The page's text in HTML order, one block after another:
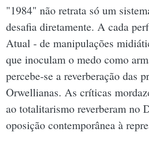
"1984" não retrata só um
desafia diretamente. A cada
Atual - de manipulações
que inoculam o medo como
percebe-se a reverberação das
Orwellianas. As críticas
ao totalitarismo reverberam no
oposição contemporânea à